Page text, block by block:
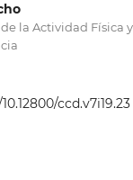
la Actividad Física
ccd.v7i19.23